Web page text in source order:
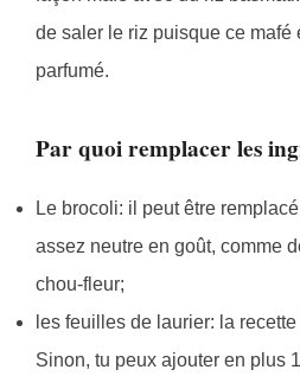
de saler le riz puisque ce mafé
parfumé.
Par quoi remplacer les
Le brocoli: il peut être
assez neutre en goût, comme
chou-fleur;
les feuilles de laurier: la
Sinon, tu peux ajouter en plus